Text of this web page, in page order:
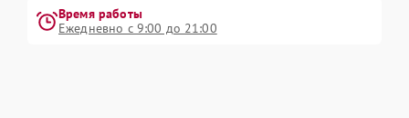
Время работы
Ежедневно с 9:00 до 21:00